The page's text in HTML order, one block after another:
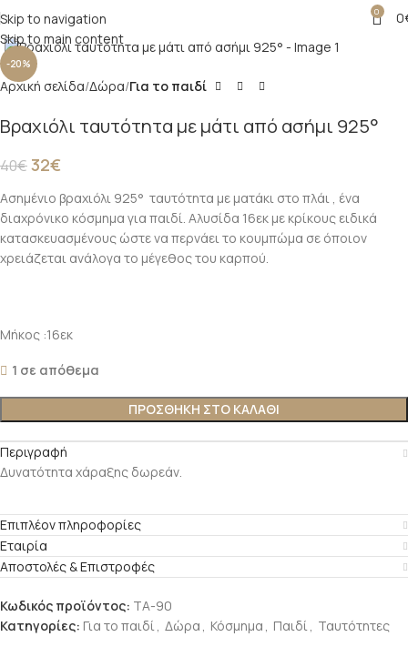
Skip to navigation
Skip to main content
0 0
-20%
Click to enlarge
Αρχική σελίδα Δώρα Για το παιδί
Βραχιόλι ταυτότητα με μάτι από ασήμι 925°
40€32€
Ασημένιο βραχιόλι 925° ταυτότητα με ματάκι στο πλάι , ένα
διαχρόνικο κόσμημα για παιδί. Αλυσίδα 16εκ με κρίκους ειδικά
κατασκευασμένους ώστε να περνάει το κουμπώμα σε όποιον
χρειάζεται ανάλογα το μέγεθος του καρπού.
Μήκος :16εκ
1 σε απόθεμα
ΠΡΟΣΘΉΚΗ ΣΤΟ ΚΑΛΆΘΙ
Περιγραφή
Δυνατότητα χάραξης δωρεάν.
Επιπλέον πληροφορίες
Εταιρία
Αποστολές & Επιστροφές
Κωδικός προϊόντος: ΤΑ-90
Κατηγορίες: Για το παιδί, Δώρα , Κόσμημα , Παιδί, Ταυτότητες